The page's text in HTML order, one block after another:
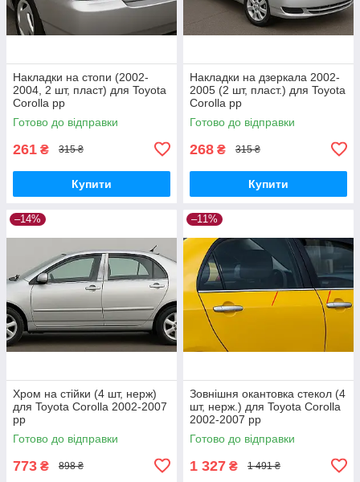
Накладки на стопи (2002-
2004, 2 шт, пласт) для Toyota
Corolla рр
Готово до відправки
261 ₴ 315 ₴
Купити
Накладки на дзеркала 2002-
2005 (2 шт, пласт.) для Toyota
Corolla рр
Готово до відправки
268 ₴ 315 ₴
Купити
–14%
Хром на стійки (4 шт, нерж)
для Toyota Corolla 2002-2007
рр
Готово до відправки
773 ₴ 898 ₴
–11%
Зовнішня окантовка стекол (4
шт, нерж.) для Toyota Corolla
2002-2007 рр
Готово до відправки
1 327 ₴ 1 491 ₴